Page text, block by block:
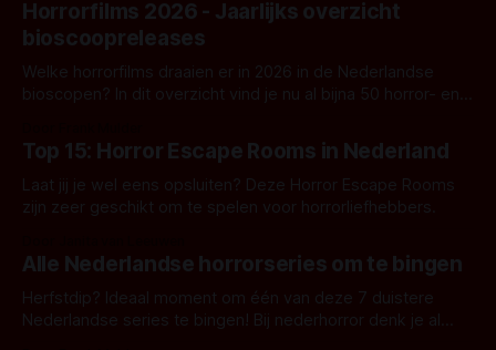
Horrorfilms 2026 - Jaarlijks overzicht
bioscoopreleases
Welke horrorfilms draaien er in 2026 in de Nederlandse
bioscopen? In dit overzicht vind je nu al bijna 50 horror- en
Top 15: Horror Escape Rooms in Nederland
Laat jij je wel eens opsluiten? Deze Horror Escape Rooms
zijn zeer geschikt om te spelen voor horrorliefhebbers.
Alle Nederlandse horrorseries om te bingen
Herfstdip? Ideaal moment om één van deze 7 duistere
Nederlandse series te bingen! Bij nederhorror denk je al